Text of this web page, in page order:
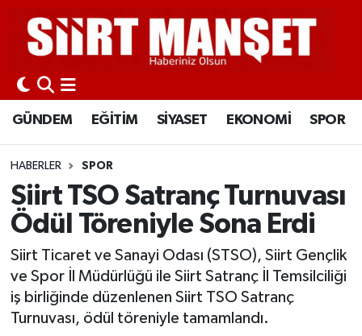
GÜNDEM EĞİTİM SİYASET EKONOMİ SPOR
HABERLER SPOR
Siirt TSO Satranç Turnuvası
Ödül Töreniyle Sona Erdi
Siirt Ticaret ve Sanayi Odası (STSO), Siirt Gençlik
ve Spor İl Müdürlüğü ile Siirt Satranç İl Temsilciliği
iş birliğinde düzenlenen Siirt TSO Satranç
Turnuvası, ödül töreniyle tamamlandı.
GÜNDEM
EĞİTİM
SİYASET
EKONOMİ
SPOR
İLÇELER
KÜLTÜR-SANAT
Siirt Nöbetçi Eczaneler
Siirt Hava Durumu
Siirt Namaz Vakitleri
Siirt Trafik Yoğunluk Haritası
Süper Lig Puan Durumu ve Fikstür
Tüm Manşetler
Son Dakika Haberleri